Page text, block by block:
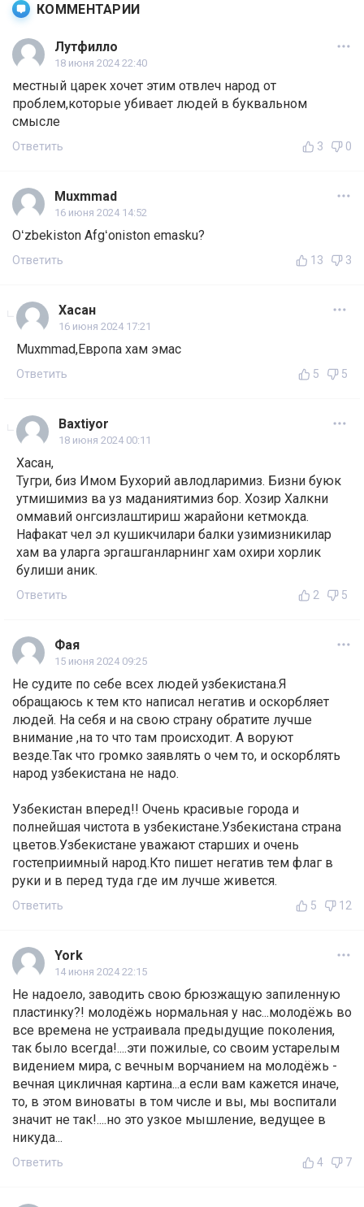
КОММЕНТАРИИ
Лутфилло
18 июня 2024 22:40
местный царек хочет этим отвлеч народ от
проблем,которые убивает людей в буквальном
смысле
Ответить 3 0
Muxmmad
16 июня 2024 14:52
Oʻzbekiston Afgʻoniston emasku?
Ответить 13 3
Хасан
16 июня 2024 17:21
Muxmmad,Европа хам эмас
Ответить 5 5
Baxtiyor
18 июня 2024 00:11
Хасан,
Тугри, биз Имом Бухорий авлодларимиз. Бизни буюк
утмишимиз ва уз маданиятимиз бор. Хозир Халкни
оммавий онгсизлаштириш жарайони кетмокда.
Нафакат чел эл кушикчилари балки узимизникилар
хам ва уларга эргашганларнинг хам охири хорлик
булиши аник.
Ответить 2 5
Фая
15 июня 2024 09:25
Не судите по себе всех людей узбекистана.Я
обращаюсь к тем кто написал негатив и оскорбляет
людей. На себя и на свою страну обратите лучше
внимание ,на то что там происходит. А воруют
везде.Так что громко заявлять о чем то, и оскорблять
народ узбекистана не надо.
Узбекистан вперед!! Очень красивые города и
полнейшая чистота в узбекистане.Узбекистана страна
цветов.Узбекистане уважают старших и очень
гостеприимный народ.Кто пишет негатив тем флаг в
руки и в перед туда где им лучше живется.
Ответить 5 12
York
14 июня 2024 22:15
Не надоело, заводить свою брюзжащую запиленную
пластинку?! молодёжь нормальная у нас...молодёжь во
все времена не устраивала предыдущие поколения,
так было всегда!....эти пожилые, со своим устарелым
видением мира, с вечным ворчанием на молодёжь -
вечная цикличная картина...а если вам кажется иначе,
то, в этом виноваты в том числе и вы, мы воспитали
значит не так!....но это узкое мышление, ведущее в
никуда...
Ответить 4 7